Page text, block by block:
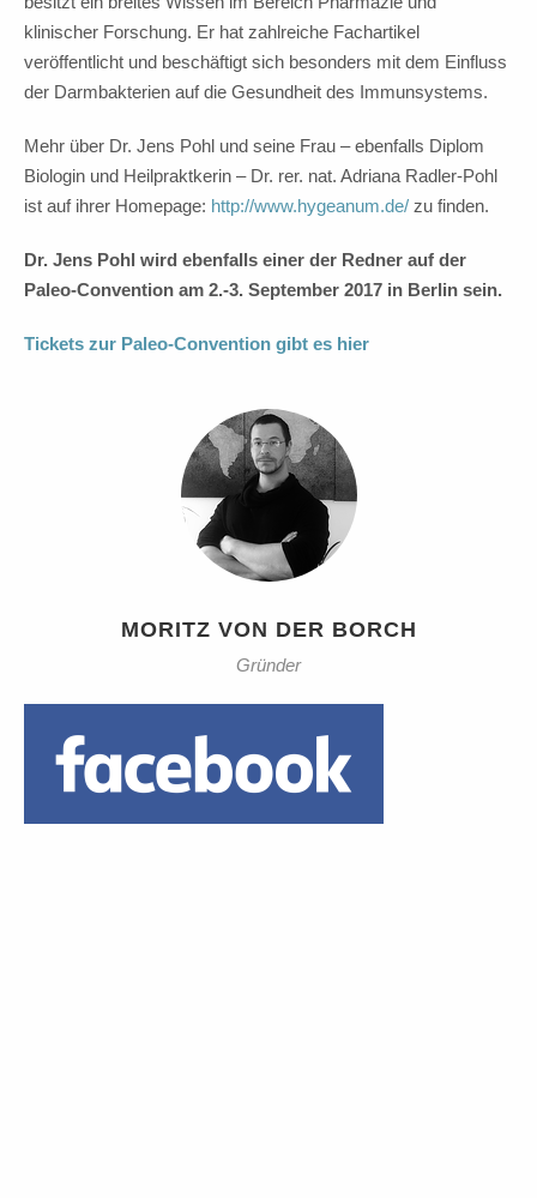
klinischer Forschung. Er hat zahlreiche Fachartikel
veröffentlicht und beschäftigt sich besonders mit dem Einfluss
der Darmbakterien auf die Gesundheit des Immunsystems.
Mehr über Dr. Jens Pohl und seine Frau – ebenfalls Diplom
Biologin und Heilpraktkerin – Dr. rer. nat. Adriana Radler-Pohl
ist auf ihrer Homepage: http://www.hygeanum.de/ zu finden.
Dr. Jens Pohl wird ebenfalls einer der Redner auf der
Paleo-Convention am 2.-3. September 2017 in Berlin sein.
Tickets zur Paleo-Convention gibt es hier
MORITZ VON DER BORCH
Gründer